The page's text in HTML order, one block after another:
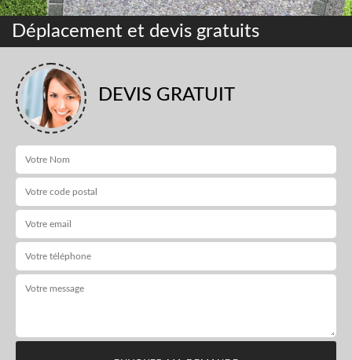
Déplacement et devis gratuits
DEVIS GRATUIT